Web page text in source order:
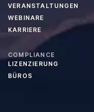
VERANSTALTUNGEN
WEBINARE
KARRIERE
COMPLIANCE
LIZENZIERUNG
BÜROS